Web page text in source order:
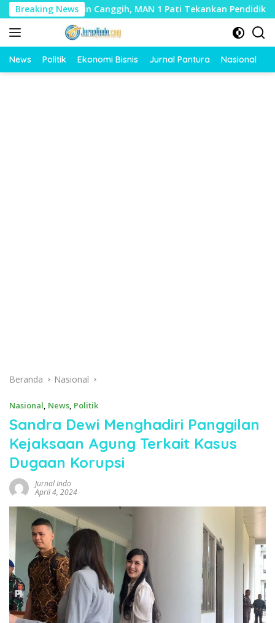
Langsung
ke
konten
Breaking News
Makin Canggih, MAN 1 Pati Tekankan Pendidikan
News Politik Ekonomi Bisnis Jurnal Pantura Nasional
Beranda Nasional
Nasional, News, Politik
Sandra Dewi Menghadiri Panggilan
Kejaksaan Agung Terkait Kasus
Dugaan Korupsi
Jurnal Indo
April 4, 2024